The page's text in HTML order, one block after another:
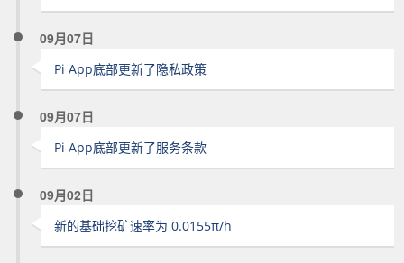
09月07日
Pi App底部更新了隐私政策
09月07日
Pi App底部更新了服务条款
09月02日
新的基础挖矿速率为 0.0155π/h